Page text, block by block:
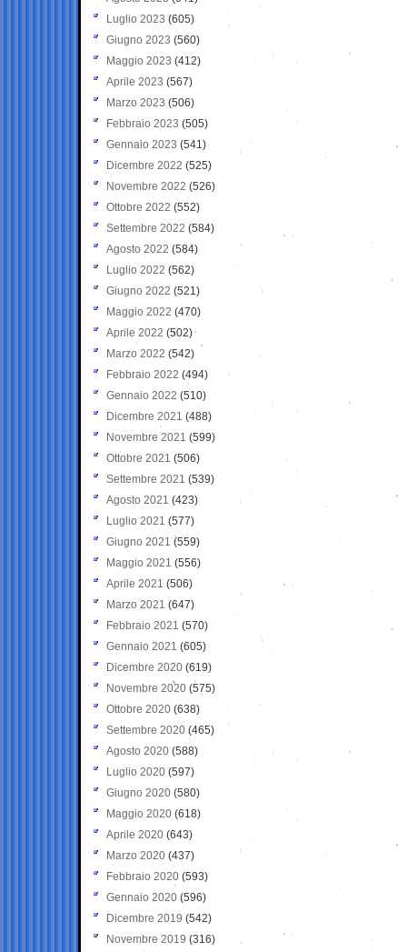
Luglio 2023 (605)
Giugno 2023 (560)
Maggio 2023 (412)
Aprile 2023 (567)
Marzo 2023 (506)
Febbraio 2023 (505)
Gennaio 2023 (541)
Dicembre 2022 (525)
Novembre 2022 (526)
Ottobre 2022 (552)
Settembre 2022 (584)
Agosto 2022 (584)
Luglio 2022 (562)
Giugno 2022 (521)
Maggio 2022 (470)
Aprile 2022 (502)
Marzo 2022 (542)
Febbraio 2022 (494)
Gennaio 2022 (510)
Dicembre 2021 (488)
Novembre 2021 (599)
Ottobre 2021 (506)
Settembre 2021 (539)
Agosto 2021 (423)
Luglio 2021 (577)
Giugno 2021(559)
Maggio 2021 (556)
Aprile 2021 (506)
Marzo 2021 (647)
Febbraio 2021 (570)
Gennaio 2021 (605)
Dicembre 2020 (619)
Novembre 2020 (575)
Ottobre 2020 (638)
Settembre 2020(465)
Agosto 2020 (588)
Luglio 2020 (597)
Giugno 2020 (580)
Maggio 2020 (618)
Aprile 2020 (643)
Marzo 2020 (437)
Febbraio 2020 (593)
Gennaio 2020 (596)
Dicembre 2019 (542)
Novembre 2019 (316)